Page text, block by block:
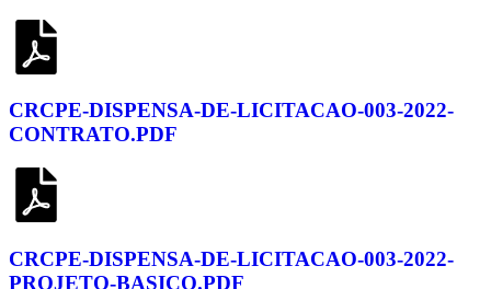
CRCPE-DISPENSA-DE-LICITACAO-003-2022-
CONTRATO.PDF
CRCPE-DISPENSA-DE-LICITACAO-003-2022-
PROJETO-BASICO.PDF